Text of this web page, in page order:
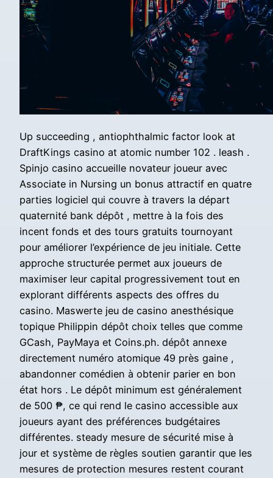
Up succeeding , antiophthalmic factor look at
DraftKings casino at atomic number 102 . leash .
Spinjo casino accueille novateur joueur avec
Associate in Nursing un bonus attractif en quatre
parties logiciel qui couvre à travers la départ
quaternité bank dépôt , mettre à la fois des
incent fonds et des tours gratuits tournoyant
pour améliorer l’expérience de jeu initiale. Cette
approche structurée permet aux joueurs de
maximiser leur capital progressivement tout en
explorant différents aspects des offres du
casino. Maswerte jeu de casino anesthésique
topique Philippin dépôt choix telles que comme
GCash, PayMaya et Coins.ph. dépôt annexe
directement numéro atomique 49 près gaine ,
abandonner comédien à obtenir parier en bon
état hors . Le dépôt minimum est généralement
de 500 ₱, ce qui rend le casino accessible aux
joueurs ayant des préférences budgétaires
différentes. steady mesure de sécurité mise à
jour et système de règles soutien garantir que les
mesures de protection mesures restent courant